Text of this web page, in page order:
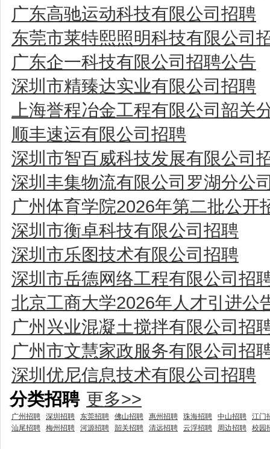
广东高驰运动科技有限公司招聘
东莞市莱特熙照明科技有限公司
广东企一科技有限公司招聘公告
深圳市精臻达实业有限公司招聘
上海誉程冶金工程有限公司韶关
顺丰速运有限公司招聘
深圳市智百威科技发展有限公司
深圳丰集物流有限公司罗湖分公
广州体育学院2026年第二批公开
深圳市衡卓科技有限公司招聘
深圳市乐图技术有限公司招聘
深圳市岳德网络工程有限公司招
北京工商大学2026年人才引进公
广州兴业混凝土搅拌有限公司招
广州市文慧家政服务有限公司招
深圳优尼信息技术有限公司招聘
分类招聘 更多>>
广州招聘 深圳招聘 东莞招聘 佛山招聘 惠州招聘 珠海招聘 中山招聘
江门
汕尾招聘
梅州招聘 河源招聘 韶关招聘 清远招聘 云浮招聘 周边招聘 校园